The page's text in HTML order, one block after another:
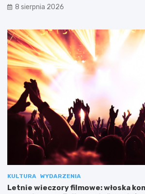
8 sierpnia 2026
KULTURA WYDARZENIA
Letnie wieczory filmowe: włoska